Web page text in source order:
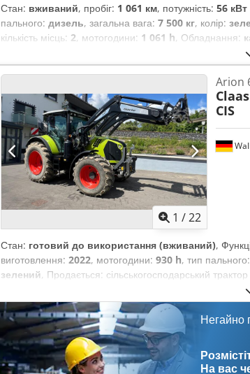
Стан: вживаний, пробіг: 1 061 км, потужність: 56 кВт
пального: дизель, загальна вага: 7 500 кг, колір:
кількість місць: 2, мотогодини: 1 061 h, Обладнання:
1 /22
Arion
Claas
CIS
Стан: готовий до використання (вживаний),
виготовлення: 2022, мотогодини: 930 h, тип пального:
зелений, Продається: сільськогосподарський
Рік виготовлення: 2022 Напрацювання: 939 годин
незначним напрацюванням, повністю справний і
оснащений 6-циліндровим двигуном John Deere DPS
(SCR, DPF, DOC, AdBlue). Максимальна потужність:
відповідно до сертифікації: 139 к.с. Трактор
передач), електрогідравлічним перемикачем
Негайно
На вас